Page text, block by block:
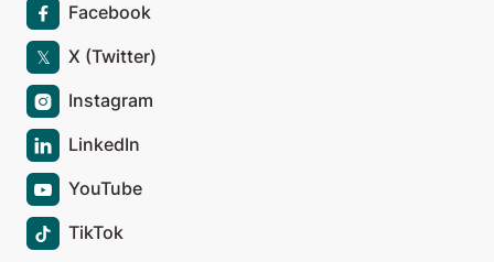
 Facebook
𝕏 X (Twitter)
 Instagram
 LinkedIn
 YouTube
 TikTok